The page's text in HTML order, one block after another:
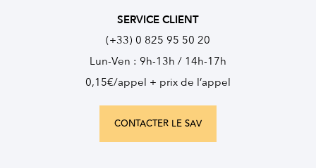
SERVICE CLIENT
(+33) 0 825 95 50 20
Lun-Ven : 9h-13h / 14h-17h
0,15€/appel + prix de l’appel
CONTACTER LE SAV